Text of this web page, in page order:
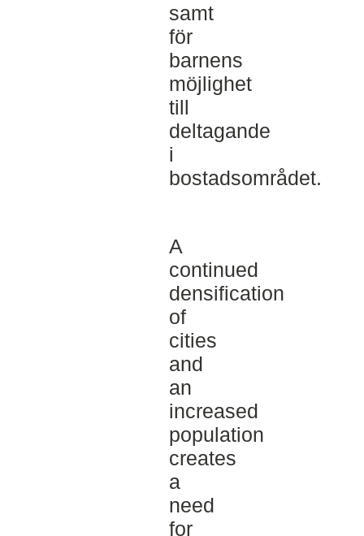
samt
för
barnens
möjlighet
till
deltagande
i
bostadsområdet.
A
continued
densification
of
cities
and
an
increased
population
creates
a
need
for